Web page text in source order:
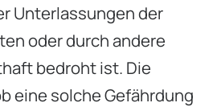
Unterlassungen der
oder durch andere
bedroht ist. Die
eine solche Gefährdung